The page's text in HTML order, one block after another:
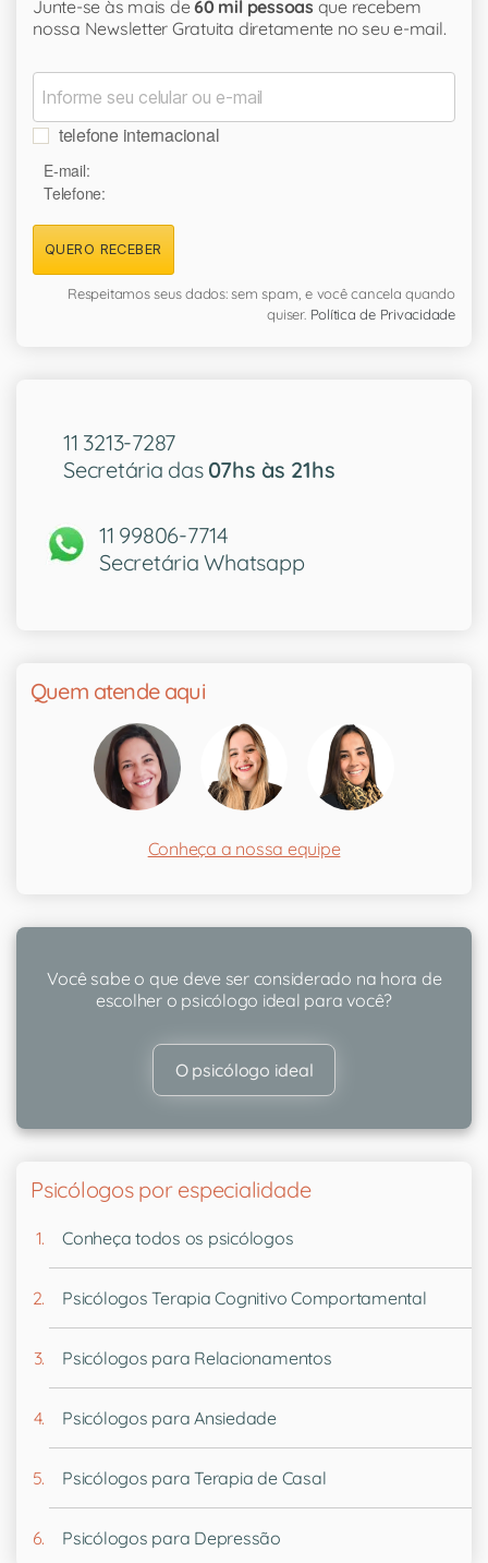
Junte-se às mais de60 mil pessoas que recebem
nossa Newsletter Gratuita diretamente no seu e-mail.
telefone internacional
E-mail:
Telefone:
QUERO RECEBER
Respeitamos seus dados: sem spam, e você cancela quando
quiser. Política de Privacidade
11 3213-7287
Secretária das 07hs às 21hs
11 99806-7714
Secretária Whatsapp
Quem atende aqui
Conheça a nossa equipe
Você sabe o que deve ser considerado na hora de
escolher o psicólogo ideal para você?
O psicólogo ideal
Psicólogos por especialidade
Conheça todos os psicólogos
Psicólogos Terapia Cognitivo Comportamental
Psicólogos para Relacionamentos
Psicólogos para Ansiedade
Psicólogos para Terapia de Casal
Psicólogos para Depressão